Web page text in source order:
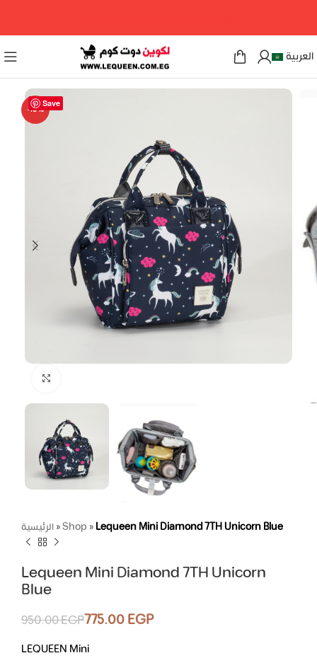
العربية
Save
-18%
الرئيسية»Shop »Lequeen Mini Diamond 7TH Unicorn Blue
Lequeen Mini Diamond 7TH Unicorn
Blue
950.00EGP775.00EGP
LEQUEEN Mini